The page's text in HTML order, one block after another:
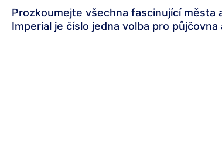
Prozkoumejte všechna fascinující
Imperial je číslo jedna volba pro půjčovna